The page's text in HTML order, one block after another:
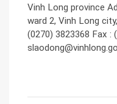
Vinh Long province
ward 2, Vinh Long
(0270) 3823368 Fax :